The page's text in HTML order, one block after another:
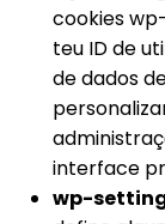
cookies
teu ID de
de dados
interface
wp-